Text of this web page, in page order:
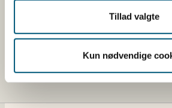
Tillad valgte
Kun nødvendige
cfu = colony forming units.
Kosttilskud, som er registreret i
godkendte og derfor ikke